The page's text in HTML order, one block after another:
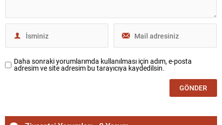
Daha sonraki yorumlarımda kullanılması için adım, e-posta
adresim ve site adresim bu tarayıcıya kaydedilsin.